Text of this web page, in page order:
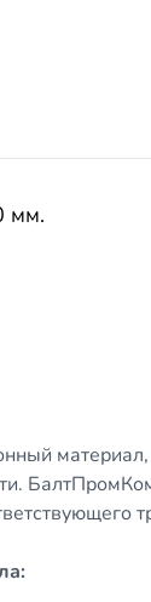
мм.